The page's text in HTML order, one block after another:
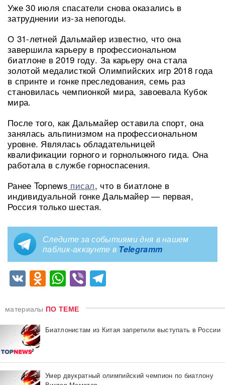
Уже 30 июля спасатели снова оказались в
затруднении из-за непогоды.
О 31-летней Дальмайер известно, что она
завершила карьеру в профессиональном
биатлоне в 2019 году. За карьеру она стала
золотой медалисткой Олимпийских игр 2018 года
в спринте и гонке преследования, семь раз
становилась чемпионкой мира, завоевала Кубок
мира.
После того, как Дальмайер оставила спорт, она
занялась альпинизмом на профессиональном
уровне. Являлась обладательницей
квалификации горного и горнолыжного гида. Она
работала в службе горноспасения.
Ранее Topnews писал, что в биатлоне в
индивидуальной гонке Дальмайер — первая,
Россия только шестая.
Следите за событиями дня в нашем
паблик-аккаунте в Telegramm
VKOdnoklassniki
WhatsApp
Viber
материалы ПО ТЕМЕ
Биатлонистам из Китая запретили выступать в России
Умер двукратный олимпийский чемпион по биатлону